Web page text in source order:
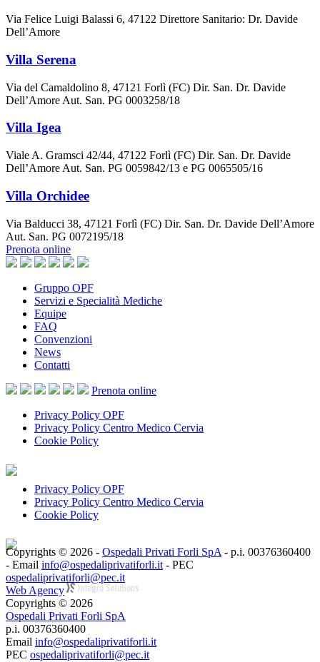
Via Felice Luigi Balassi 6, 47122 Direttore Sanitario: Dr. Davide
Dell’Amore
Villa Serena
Via del Camaldolino 8, 47121 Forlì (FC) Dir. San. Dr. Davide
Dell’Amore Aut. San. PG 0003258/18
Villa Igea
Viale A. Gramsci 42/44, 47122 Forlì (FC) Dir. San. Dr. Davide
Dell’Amore Aut. San. PG 0059842/13 e PG 0065505/16
Villa Orchidee
Via Balducci 38, 47121 Forlì (FC) Dir. San. Dr. Davide Dell’Amore
Aut. San. PG 0072195/18
Prenota online
Gruppo OPF
Servizi e Specialità Mediche
Equipe
FAQ
Convenzioni
News
Contatti
Prenota online
Privacy Policy OPF
Privacy Policy Centro Medico Cervia
Cookie Policy
Privacy Policy OPF
Privacy Policy Centro Medico Cervia
Cookie Policy
Copyrights © 2026 - Ospedali Privati Forli SpA - p.i. 00376360400
- Email info@ospedaliprivatiforli.it - PEC
ospedaliprivatiforli@pec.it
Web Agency
Copyrights © 2026
Ospedali Privati Forli SpA
p.i. 00376360400
Email info@ospedaliprivatiforli.it
PEC ospedaliprivatiforli@pec.it